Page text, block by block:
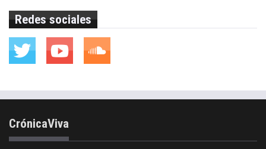
Redes sociales
CrónicaViva